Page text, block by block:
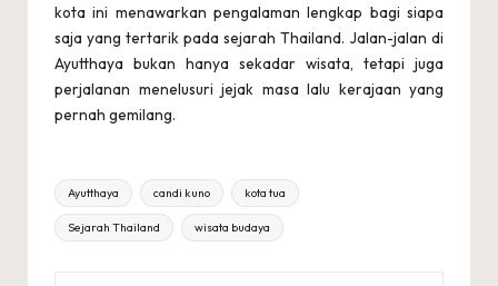
kota ini menawarkan pengalaman lengkap bagi siapa
saja yang tertarik pada sejarah Thailand. Jalan-jalan di
Ayutthaya bukan hanya sekadar wisata, tetapi juga
perjalanan menelusuri jejak masa lalu kerajaan yang
pernah gemilang.
Tags:
Ayutthaya candi kuno kota tua
Sejarah Thailand wisata budaya